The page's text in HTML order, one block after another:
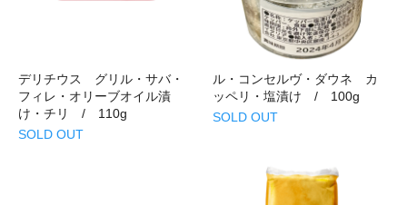
デリチウス グリル・サバ・
フィレ・オリーブオイル漬
け・チリ / 110g
SOLD OUT
ル・コンセルヴ・ダウネ カ
ッペリ・塩漬け / 100g
SOLD OUT